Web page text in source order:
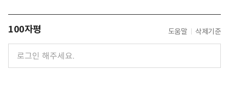
100자평 도움말 삭제기준